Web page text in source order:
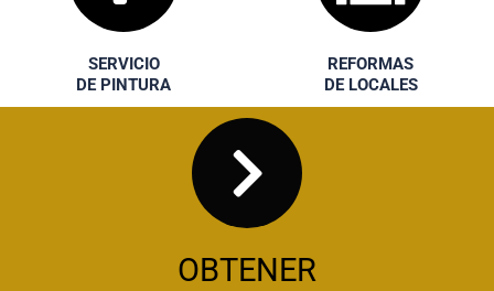
SERVICIO
DE PINTURA
REFORMAS
DE LOCALES
OBTENER